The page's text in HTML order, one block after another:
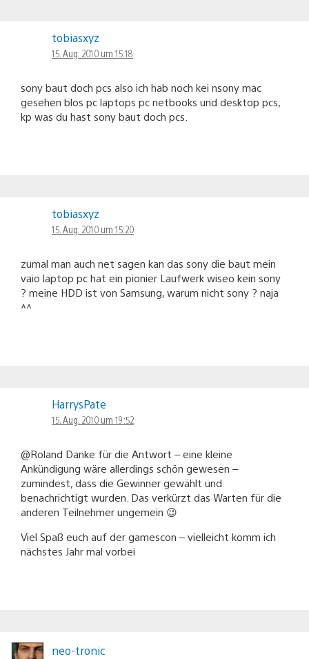
tobiasxyz
15. Aug. 2010 um 15:18
sony baut doch pcs also ich hab noch kei nsony mac
gesehen blos pc laptops pc netbooks und desktop pcs,
kp was du hast sony baut doch pcs.
tobiasxyz
15. Aug. 2010 um 15:20
zumal man auch net sagen kan das sony die baut mein
vaio laptop pc hat ein pionier Laufwerk wiseo kein sony
? meine HDD ist von Samsung, warum nicht sony ? naja
^^
HarrysPate
15. Aug. 2010 um 19:52
@Roland Danke für die Antwort – eine kleine
Ankündigung wäre allerdings schön gewesen –
zumindest, dass die Gewinner gewählt und
benachrichtigt wurden. Das verkürzt das Warten für die
anderen Teilnehmer ungemein 😉
Viel Spaß euch auf der gamescon – vielleicht komm ich
nächstes Jahr mal vorbei
neo-tronic